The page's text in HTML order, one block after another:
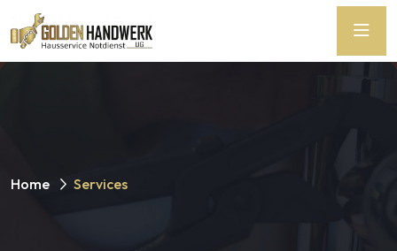
Home Services